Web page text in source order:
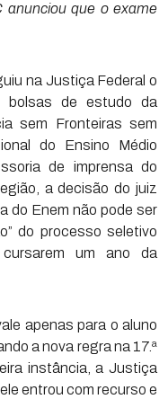
anunciou que o exame
na Justiça Federal o
bolsas de estudo da
sem Fronteiras sem
do Ensino Médio
de imprensa do
a decisão do juiz
do Enem não pode ser
do processo seletivo
um ano da
apenas para o aluno
a nova regra na 17.ª
instância, a Justiça
entrou com recurso e